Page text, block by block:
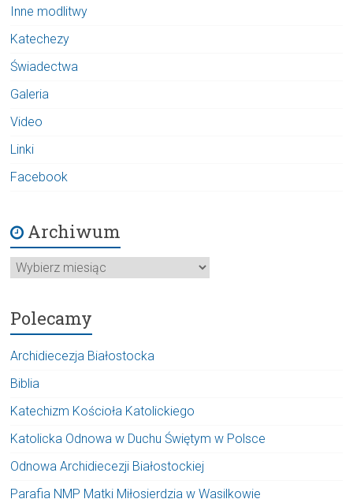
Inne modlitwy
Katechezy
Świadectwa
Galeria
Video
Linki
Facebook
Archiwum
Archiwum
Polecamy
Archidiecezja Białostocka
Biblia
Katechizm Kościoła Katolickiego
Katolicka Odnowa w Duchu Świętym w Polsce
Odnowa Archidiecezji Białostockiej
Parafia NMP Matki Miłosierdzia w Wasilkowie